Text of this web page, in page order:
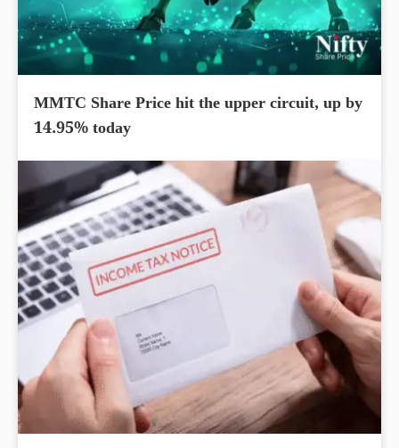
MMTC Share Price hit the upper circuit, up by
14.95% today